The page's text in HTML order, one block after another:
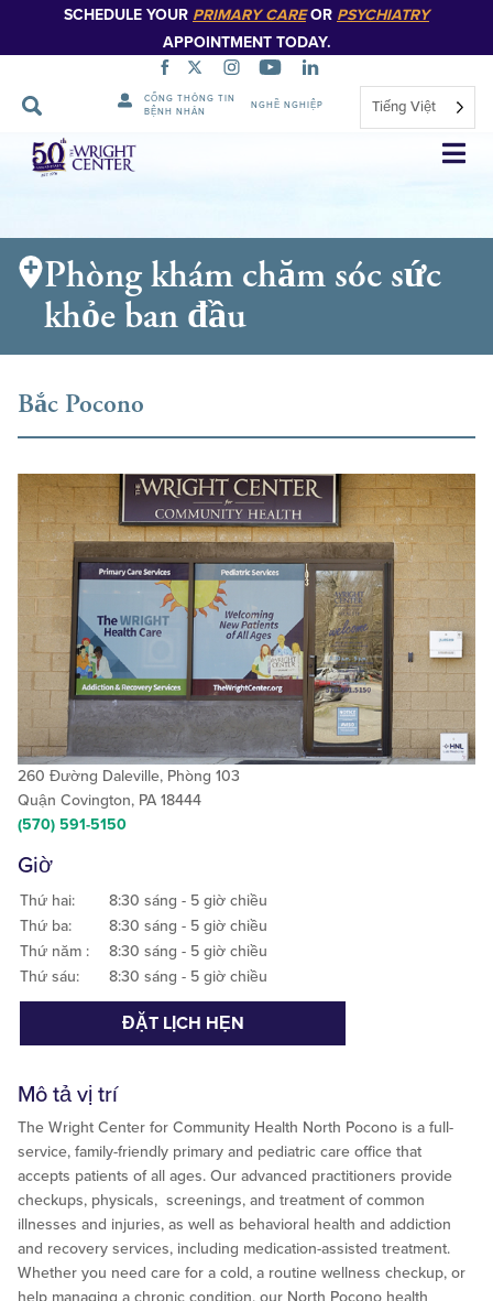
SCHEDULE YOUR PRIMARY CAREOR PSYCHIATRY
APPOINTMENT TODAY.
CỔNG THÔNG TIN
BỆNH NHÂN
NGHỀ NGHIỆP Tiếng Việt
Bỏ
qua
Phòng khám chăm sóc sức
khỏe ban đầu
Bắc Pocono
260 Đường Daleville, Phòng 103
Quận Covington, PA 18444
(570) 591-5150
Giờ
Thứ hai:
8:30 sáng - 5 giờ chiều
Thứ ba:
8:30 sáng - 5 giờ chiều
Thứ năm :
8:30 sáng - 5 giờ chiều
Thứ sáu:
8:30 sáng - 5 giờ chiều
ĐẶT LỊCH HẸN
Mô tả vị trí
The Wright Center for Community Health North Pocono is a full-
service, family-friendly primary and pediatric care office that
accepts patients of all ages. Our advanced practitioners provide
checkups, physicals, screenings, and treatment of common
illnesses and injuries, as well as behavioral health and addiction
and recovery services, including medication-assisted treatment.
Whether you need care for a cold, a routine wellness checkup, or
help managing a chronic condition, our North Pocono health